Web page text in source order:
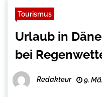
Tourismus
Urlaub in
bei
Redakteur 9.